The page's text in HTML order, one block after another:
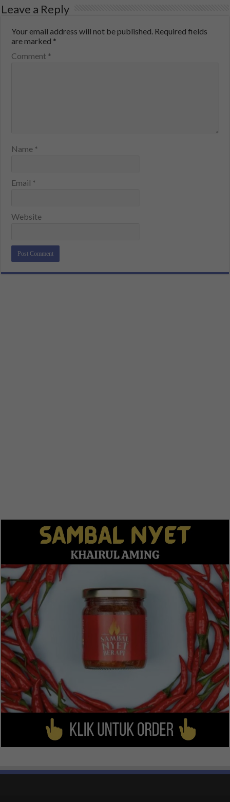
Leave a Reply
Your email address will not be published. Required fields
are marked *
Comment *
Name *
Email *
Website
Alternative: